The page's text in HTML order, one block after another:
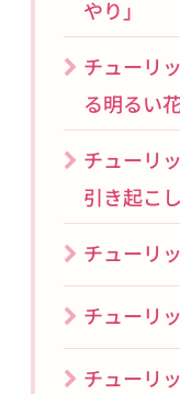
やり」
チューリ
る明るい
チューリ
引き起こ
チューリ
チューリ
チューリ